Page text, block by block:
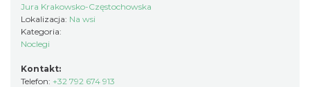
Jura Krakowsko-Częstochowska
Lokalizacja: Na wsi
Kategoria:
Noclegi
Kontakt:
Telefon: +32 792 674 913